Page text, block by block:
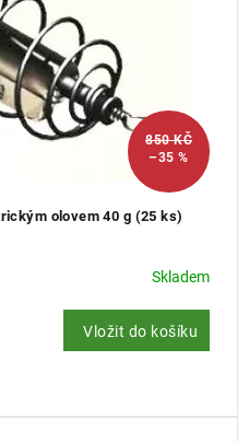
850 KČ
–35 %
olovem 40 g (25 ks)
Skladem
Vložit do košíku